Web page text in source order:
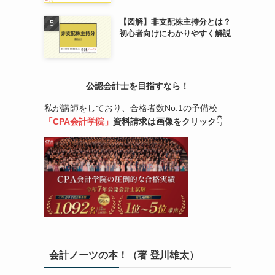
【図解】非支配株主持分とは？
初心者向けにわかりやすく解説
公認会計士を目指すなら！
私が講師をしており、合格者数No.1の予備校
「CPA会計学院」 資料請求は画像をクリック👇
会計ノーツの本！（著 登川雄太）